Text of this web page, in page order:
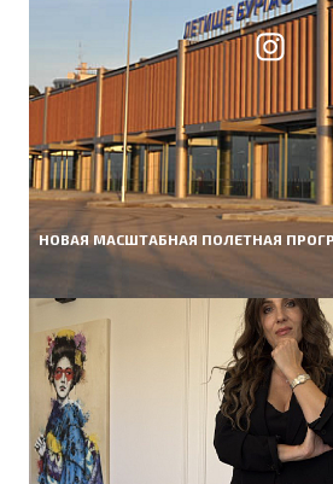
НОВАЯ МАСШТАБНАЯ ПОЛЕТНАЯ